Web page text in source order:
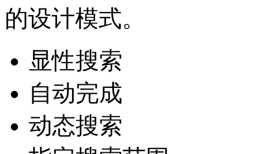
的设计模式。
显性搜索
自动完成
动态搜索